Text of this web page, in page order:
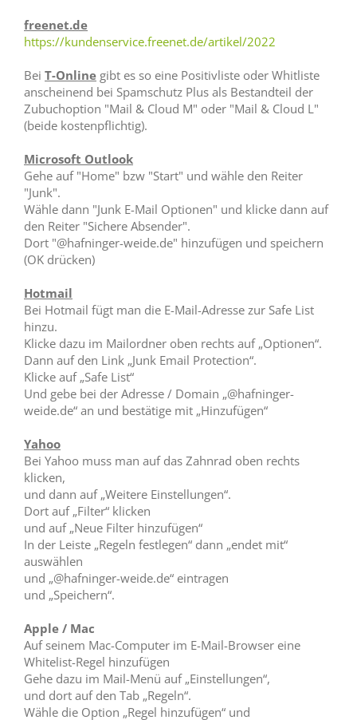
freenet.de
https://kundenservice.freenet.de/artikel/2022
Bei T-Online gibt es so eine Positivliste oder Whitliste
anscheinend bei Spamschutz Plus als Bestandteil der
Zubuchoption "Mail & Cloud M" oder "Mail & Cloud L"
(beide kostenpflichtig).
Microsoft Outlook
Gehe auf "Home" bzw "Start" und wähle den Reiter
"Junk".
Wähle dann "Junk E-Mail Optionen" und klicke dann auf
den Reiter "Sichere Absender".
Dort "@hafninger-weide.de" hinzufügen und speichern
(OK drücken)
Hotmail
Bei Hotmail fügt man die E-Mail-Adresse zur Safe List
hinzu.
Klicke dazu im Mailordner oben rechts auf „Optionen“.
Dann auf den Link „Junk Email Protection“.
Klicke auf „Safe List“
Und gebe bei der Adresse / Domain „@hafninger-
weide.de“ an und bestätige mit „Hinzufügen“
Yahoo
Bei Yahoo muss man auf das Zahnrad oben rechts
klicken,
und dann auf „Weitere Einstellungen“.
Dort auf „Filter“ klicken
und auf „Neue Filter hinzufügen“
In der Leiste „Regeln festlegen“ dann „endet mit“
auswählen
und „@hafninger-weide.de“ eintragen
und „Speichern“.
Apple / Mac
Auf seinem Mac-Computer im E-Mail-Browser eine
Whitelist-Regel hinzufügen
Gehe dazu im Mail-Menü auf „Einstellungen“,
und dort auf den Tab „Regeln“.
Wähle die Option „Regel hinzufügen“ und